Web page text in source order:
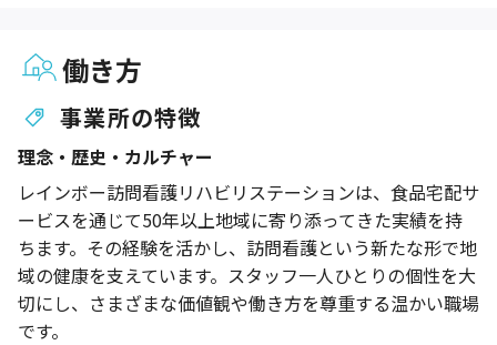
働き方
事業所の特徴
理念・歴史・カルチャー
レインボー訪問看護リハビリステーションは、食品宅配サ
ービスを通じて50年以上地域に寄り添ってきた実績を持
ちます。その経験を活かし、訪問看護という新たな形で地
域の健康を支えています。スタッフ一人ひとりの個性を大
切にし、さまざまな価値観や働き方を尊重する温かい職場
です。